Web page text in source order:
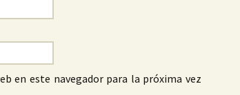
en este navegador para la próxima vez